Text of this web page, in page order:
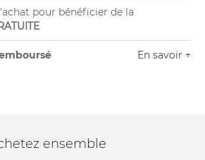
pour bénéficier de la
En savoir +
ensemble